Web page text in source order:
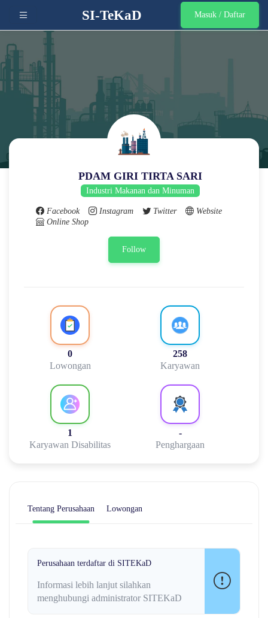
SI-TeKaD Masuk / Daftar
PDAM GIRI TIRTA SARI
Industri Makanan dan Minuman
Facebook Instagram Twitter
Website
Online Shop
Follow
0
Lowongan
258
Karyawan
1
Karyawan Disabilitas
-
Penghargaan
Tentang Perusahaan Lowongan
Perusahaan terdaftar di SITEKaD
Informasi lebih lanjut silahkan
menghubungi administrator SITEKaD